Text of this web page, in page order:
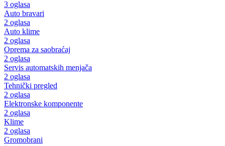
3 oglasa
Auto bravari
2 oglasa
Auto klime
2 oglasa
Oprema za saobraćaj
2 oglasa
Servis automatskih menjača
2 oglasa
Tehnički pregled
2 oglasa
Elektronske komponente
2 oglasa
Klime
2 oglasa
Gromobrani